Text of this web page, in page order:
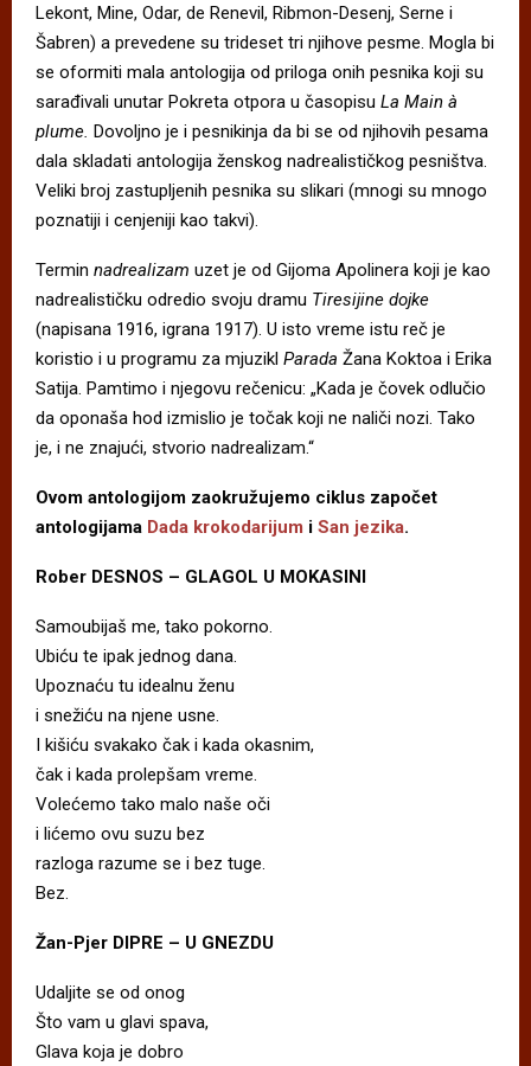
Lekont, Mine, Odar, de Renevil, Ribmon-Desenj, Serne i
Šabren) a prevedene su trideset tri njihove pesme. Mogla bi
se oformiti mala antologija od priloga onih pesnika koji su
sarađivali unutar Pokreta otpora u časopisu La Main à
plume. Dovoljno je i pesnikinja da bi se od njihovih pesama
dala skladati antologija ženskog nadrealističkog pesništva.
Veliki broj zastupljenih pesnika su slikari (mnogi su mnogo
poznatiji i cenjeniji kao takvi).
Termin nadrealizam uzet je od Gijoma Apolinera koji je kao
nadrealističku odredio svoju dramu Tiresijine dojke
(napisana 1916, igrana 1917). U isto vreme istu reč je
koristio i u programu za mjuzikl Parada Žana Koktoa i Erika
Satija. Pamtimo i njegovu rečenicu: „Kada je čovek odlučio
da oponaša hod izmislio je točak koji ne naliči nozi. Tako
je, i ne znajući, stvorio nadrealizam.“
Ovom antologijom zaokružujemo ciklus započet
antologijama Dada krokodarijum i San jezika.
Rober DESNOS – GLAGOL U MOKASINI
Samoubijaš me, tako pokorno.
Ubiću te ipak jednog dana.
Upoznaću tu idealnu ženu
i snežiću na njene usne.
I kišiću svakako čak i kada okasnim,
čak i kada prolepšam vreme.
Volećemo tako malo naše oči
i lićemo ovu suzu bez
razloga razume se i bez tuge.
Bez.
Žan-Pjer DIPRE – U GNEZDU
Udaljite se od onog
Što vam u glavi spava,
Glava koja je dobro